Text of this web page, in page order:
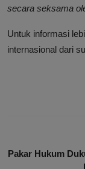
secara seksama
Untuk informasi
internasional dari
Pakar Hukum